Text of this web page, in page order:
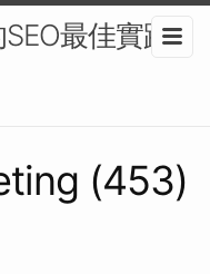
最佳實踐-
(453)